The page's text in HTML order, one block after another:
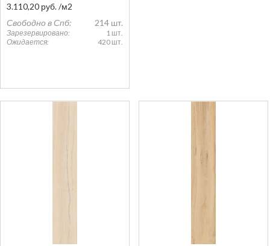
3.110,20 руб./м2
Свободно в Спб:
214 шт.
Зарезервировано:
1 шт.
Ожидается:
420 шт.